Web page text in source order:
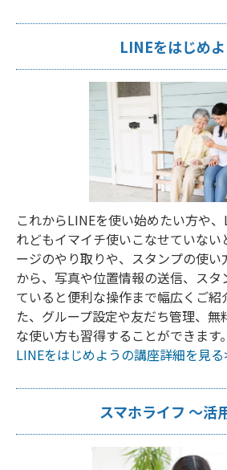
LINEをはじめ
これからLINEを使い始めたい方や
れどもイマイチ使いこなせていない
ージのやり取りや、スタンプの使
から、写真や位置情報の送信、スタ
ていると便利な操作まで幅広くご紹
た、グループ設定や友だち管理、無
な使い方も習得することができます。
LINEをはじめようの講座詳細を見る
スマホライフ ～活